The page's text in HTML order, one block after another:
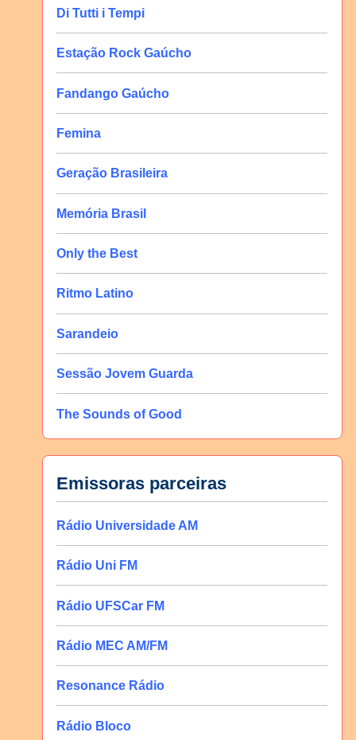
Di Tutti i Tempi
Estação Rock Gaúcho
Fandango Gaúcho
Femina
Geração Brasileira
Memória Brasil
Only the Best
Ritmo Latino
Sarandeio
Sessão Jovem Guarda
The Sounds of Good
Emissoras parceiras
Rádio Universidade AM
Rádio Uni FM
Rádio UFSCar FM
Rádio MEC AM/FM
Resonance Rádio
Rádio Bloco